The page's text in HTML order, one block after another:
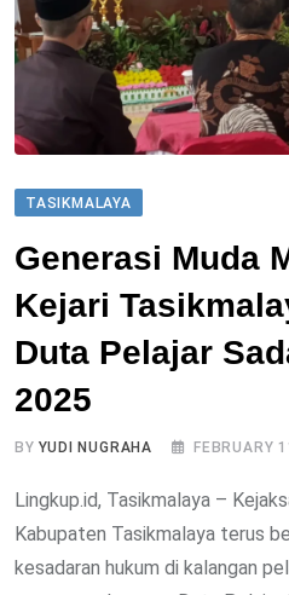
TASIKMALAYA
Generasi Muda
Kejari
Duta Pelajar
2025
BYYUDI NUGRAHA FEBRUARY
Lingkup.id, Tasikmalaya –
Kabupaten Tasikmalaya terus
kesadaran hukum di kalangan